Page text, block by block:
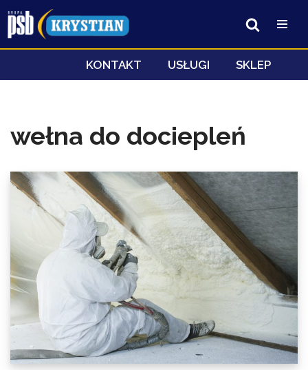
Przejdź
do
KONTAKT USŁUGI SKLEP
wełna do dociepleń